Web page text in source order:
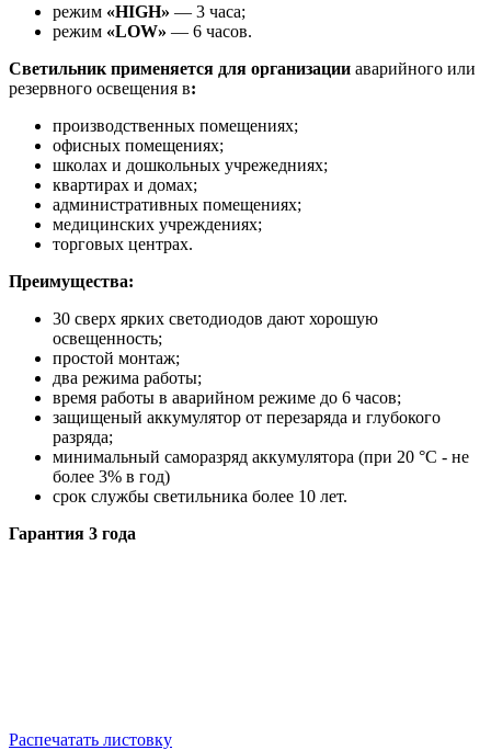
режим «HIGH» — 3 часа;
режим «LOW» — 6 часов.
Светильник применяется для организации аварийного или
резервного освещения в:
производственных помещениях;
офисных помещениях;
школах и дошкольных учрежедниях;
квартирах и домах;
административных помещениях;
медицинских учреждениях;
торговых центрах.
Преимущества:
30 сверх ярких светодиодов дают хорошую
освещенность;
простой монтаж;
два режима работы;
время работы в аварийном режиме до 6 часов;
защищеный аккумулятор от перезаряда и глубокого
разряда;
минимальный саморазряд аккумулятора (при 20 °С - не
более 3% в год)
срок службы светильника более 10 лет.
Гарантия 3 года
Распечатать листовку